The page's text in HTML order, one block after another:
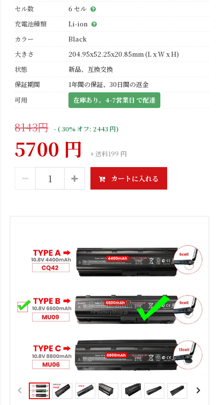
セル数
6 セル
充電池種類
Li-ion
カラー
Black
大きさ
204.95x52.25x20.85mm (L x W x H)
状態
新品、互換交換
保証期間
1年間の保証、30日間の返金
可用
在庫あり。4-7営業日 で配達
8143円 - ( 30% オフ: 2443 円)
5700 円 + 送料199 円
カートに入れる